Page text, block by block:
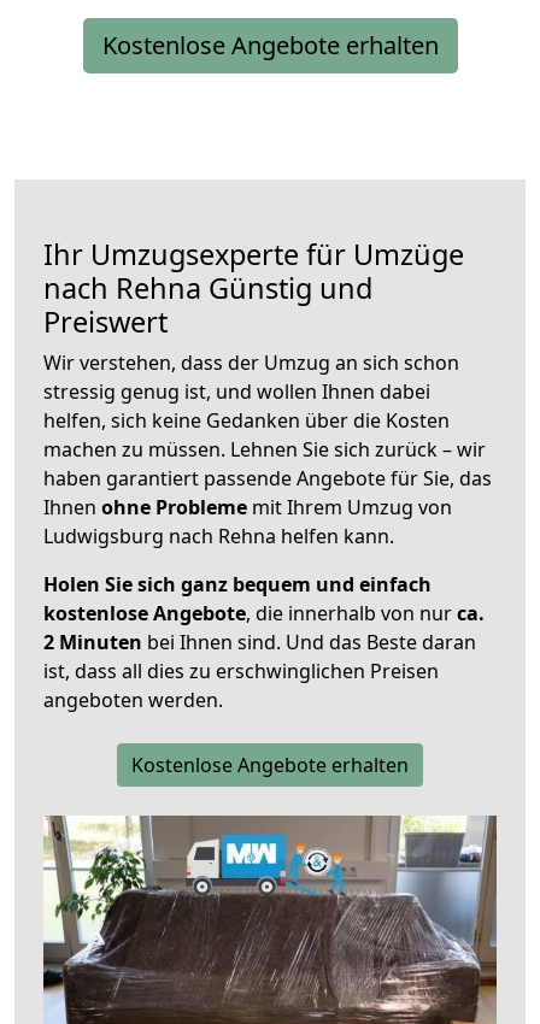
Kostenlose Angebote erhalten
Ihr Umzugsexperte für Umzüge
nach Rehna Günstig und
Preiswert
Wir verstehen, dass der Umzug an sich schon
stressig genug ist, und wollen Ihnen dabei
helfen, sich keine Gedanken über die Kosten
machen zu müssen. Lehnen Sie sich zurück – wir
haben garantiert passende Angebote für Sie, das
Ihnen ohne Probleme mit Ihrem Umzug von
Ludwigsburg nach Rehna helfen kann.
Holen Sie sich ganz bequem und einfach
kostenlose Angebote, die innerhalb von nurca.
2 Minuten bei Ihnen sind. Und das Beste daran
ist, dass all dies zu erschwinglichen Preisen
angeboten werden.
Kostenlose Angebote erhalten